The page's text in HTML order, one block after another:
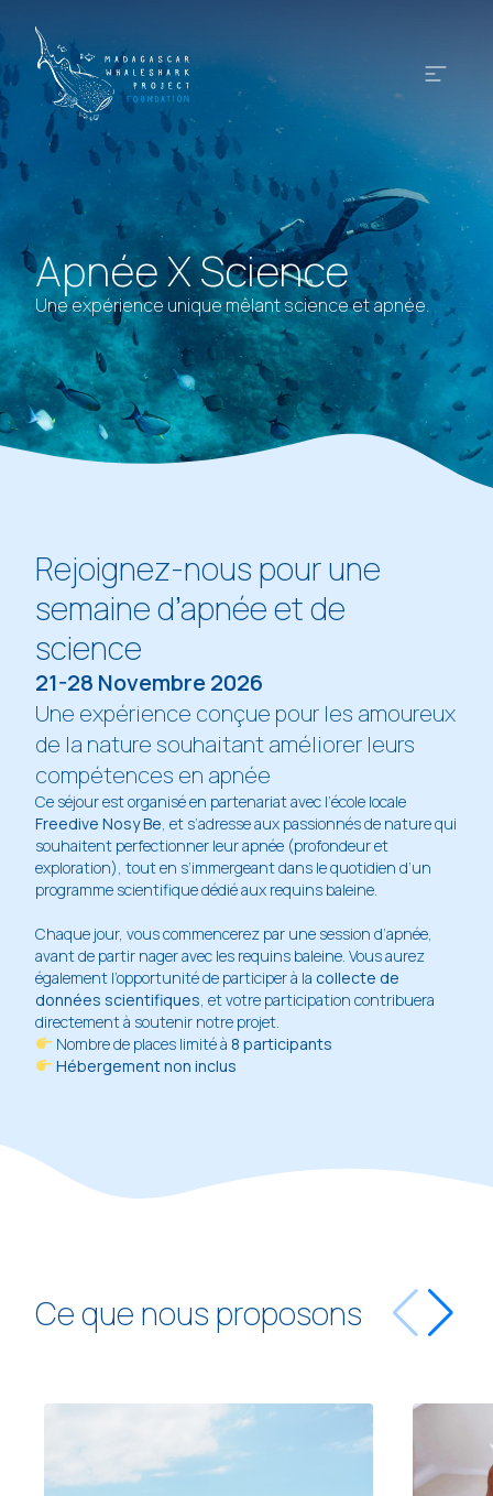
Apnée X Science
Une expérience unique mêlant science et apnée.
Rejoignez-nous pour une
semaine d’apnée et de
science
21-28 Novembre 2026
Une expérience conçue pour les amoureux
de la nature souhaitant améliorer leurs
compétences en apnée
Ce séjour est organisé en partenariat avec l’école locale
Freedive Nosy Be, et s’adresse aux passionnés de nature qui
souhaitent perfectionner leur apnée (profondeur et
exploration), tout en s’immergeant dans le quotidien d’un
programme scientifique dédié aux requins baleine.
Chaque jour, vous commencerez par une session d’apnée,
avant de partir nager avec les requins baleine. Vous aurez
également l’opportunité de participer à la collecte de
données scientifiques, et votre participation contribuera
directement à soutenir notre projet.
Nombre de places limité à 8 participants
Hébergement non inclus
Ce que nous proposons